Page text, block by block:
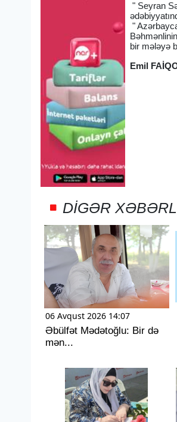
" Seyran
"
bir mələyə
Emil
DIGƏR
06 Avqust 2026 14:07
Əbülfət Mədətoğlu: Bir də
mən...